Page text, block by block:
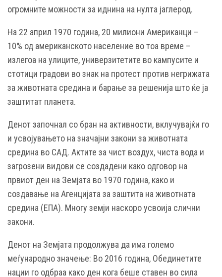
огромните можности за иднина на нулта јаглерод.
На 22 април 1970 година, 20 милиони Американци –
10% од американското население во тоа време –
излегоа на улиците, универзитетите во кампусите и
стотици градови во знак на протест против негрижата
за животната средина и барање за решенија што ќе ја
заштитат планета.
Денот започнал со бран на активности, вклучувајќи го
и усвојувањето на значајни закони за животната
средина во САД. Актите за чист воздух, чиста вода и
загрозени видови се создадени како одговор на
првиот ден на Земјата во 1970 година, како и
создавање на Агенцијата за заштита на животната
средина (ЕПА). Многу земји наскоро усвоија слични
закони.
Денот на Земјата продолжува да има големо
меѓународно значење: Во 2016 година, Обединетите
нации го одбраа како ден кога беше ставен во сила